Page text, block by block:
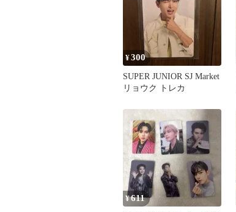
¥300
SUPER JUNIOR SJ Market
リョウク トレカ
¥611